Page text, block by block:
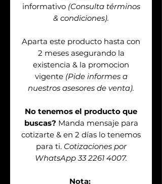
informativo (Consulta términos
& condiciones).
Aparta este producto hasta con
2 meses asegurando la
existencia & la promocion
vigente (Pide informes a
nuestros asesores de venta).
No tenemos el producto que
buscas? Manda mensaje para
cotizarte & en 2 días lo tenemos
para ti. Cotizaciones por
WhatsApp 33 2261 4007.
Nota: